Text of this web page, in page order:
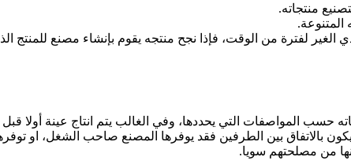
منتجاته.
الغير لفترة من الوقت، فإذا نجح منتجه يقوم بإنشاء مصنع للمنتج
التي يحددها، وفي الغالب يتم انتاج عينة أولا قبل
بالاتفاق بين الطرفين فقد يوفرها المصنع صاحب الشغل، او
من مصلحتهم سويا.